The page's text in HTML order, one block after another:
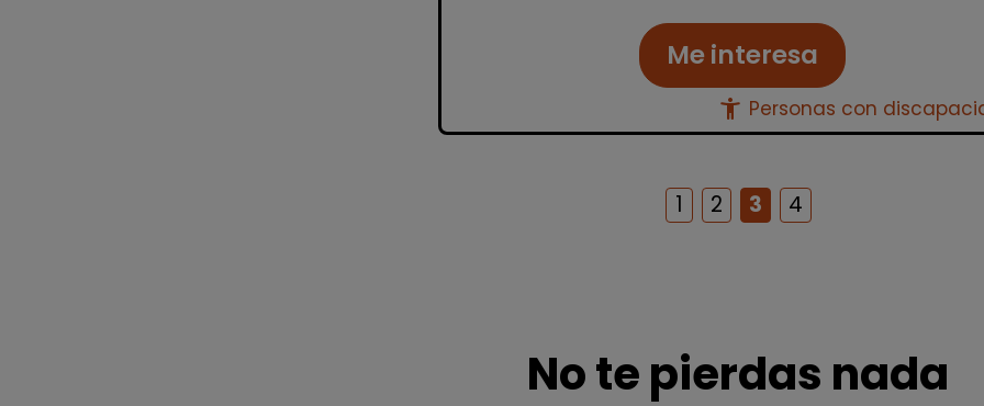
Me interesa
accessibility_new Personas con
1 2 3 4
No te pierdas nada